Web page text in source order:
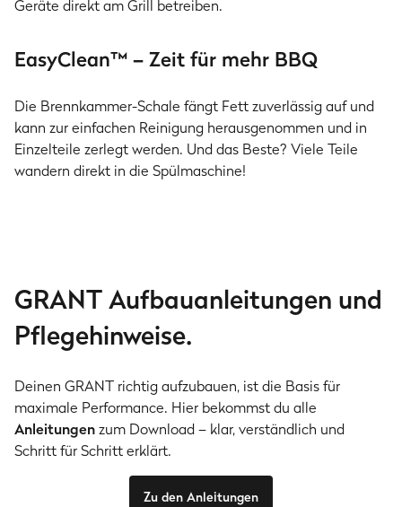
Geräte direkt am Grill betreiben.
EasyClean™ – Zeit für mehr BBQ
Die Brennkammer-Schale fängt Fett zuverlässig auf und
kann zur einfachen Reinigung herausgenommen und in
Einzelteile zerlegt werden. Und das Beste? Viele Teile
wandern direkt in die Spülmaschine!
GRANT Aufbauanleitungen und
Pflegehinweise.
Deinen GRANT richtig aufzubauen, ist die Basis für
maximale Performance. Hier bekommst du alle
Anleitungenzum Download – klar, verständlich und
Schritt für Schritt erklärt.
Zu den Anleitungen